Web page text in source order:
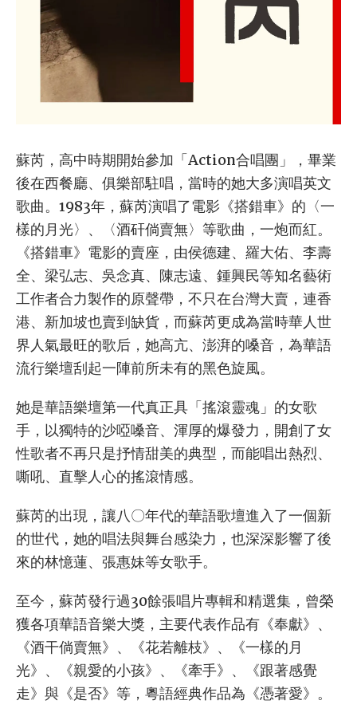
蘇芮，高中時期開始參加「Action合唱團」，畢業
後在西餐廳、俱樂部駐唱，當時的她大多演唱英文
歌曲。1983年，蘇芮演唱了電影《搭錯車》的〈一
樣的月光〉、〈酒矸倘賣無〉等歌曲，一炮而紅。
《搭錯車》電影的賣座，由侯德建、羅大佑、李壽
全、梁弘志、吳念真、陳志遠、鍾興民等知名藝術
工作者合力製作的原聲帶，不只在台灣大賣，連香
港、新加坡也賣到缺貨，而蘇芮更成為當時華人世
界人氣最旺的歌后，她高亢、澎湃的嗓音，為華語
流行樂壇刮起一陣前所未有的黑色旋風。
她是華語樂壇第一代真正具「搖滾靈魂」的女歌
手，以獨特的沙啞嗓音、渾厚的爆發力，開創了女
性歌者不再只是抒情甜美的典型，而能唱出熱烈、
嘶吼、直擊人心的搖滾情感。
蘇芮的出現，讓八〇年代的華語歌壇進入了一個新
的世代，她的唱法與舞台感染力，也深深影響了後
來的林憶蓮、張惠妹等女歌手。
至今，蘇芮發行過30餘張唱片專輯和精選集，曾榮
獲各項華語音樂大獎，主要代表作品有《奉獻》、
《酒干倘賣無》、《花若離枝》、《一樣的月
光》、《親愛的小孩》、《牽手》、《跟著感覺
走》與《是否》等，粵語經典作品為《憑著愛》。